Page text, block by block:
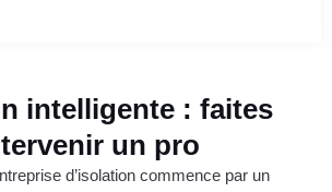
intelligente : faites
un pro
d’isolation commence par un